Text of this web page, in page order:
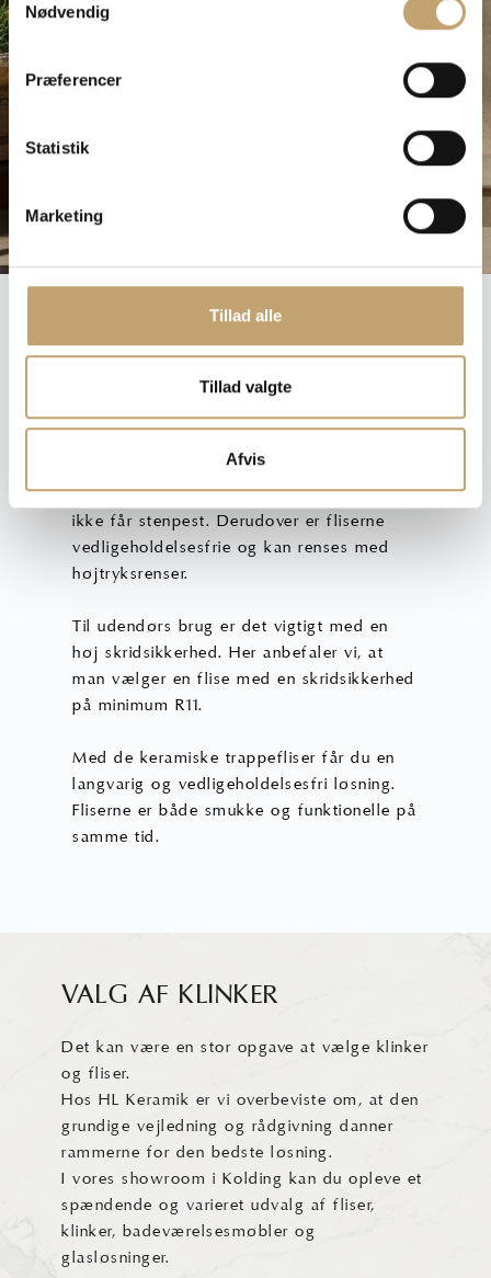
a
m
t
y
k
l
g
Nødvendig
Præferencer
Statistik
Marketing
Tillad alle
Tillad valgte
Afvis
SKRIDSIKRE FLISER OG
er hårdtbrændte porcelænsfliser med en
lukket overflade. Det betyder, at fliserne
ikke får stenpest. Derudover er fliserne
vedligeholdelsesfrie og kan renses med
højtryksrenser.
Til udendørs brug er det vigtigt med en
høj skridsikkerhed. Her anbefaler vi, at
man vælger en flise med en skridsikkerhed
på minimum R11.
Med de keramiske trappefliser får du en
langvarig og vedligeholdelsesfri løsning.
Fliserne er både smukke og funktionelle på
samme tid.
VALG AF KLINKER
Det kan være en stor opgave at vælge klinker
og fliser.
Hos HL Keramik er vi overbeviste om, at den
grundige vejledning og rådgivning danner
rammerne for den bedste løsning.
I vores showroom i Kolding kan du opleve et
spændende og varieret udvalg af fliser,
klinker, badeværelsesmøbler og
glasløsninger.